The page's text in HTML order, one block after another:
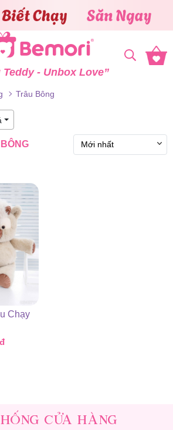
Teddy - Unbox Love”
Trâu Bông
Chạy
đ
CỬA HÀNG